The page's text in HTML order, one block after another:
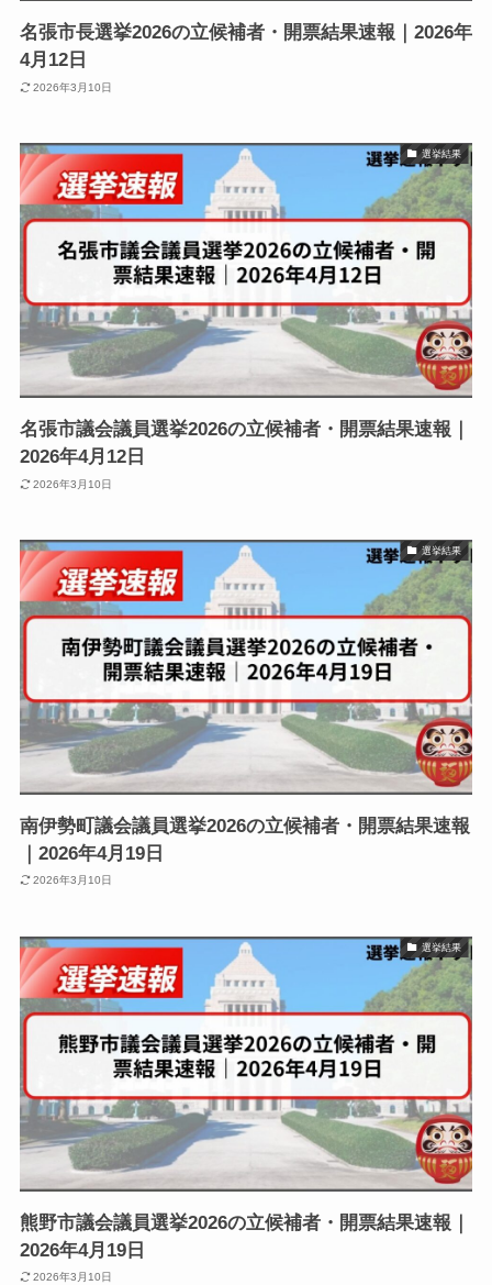
名張市長選挙2026の立候補者・開票結果速報｜2026年
4月12日
2026年3月10日
選挙結果
名張市議会議員選挙2026の立候補者・開票結果速報｜
2026年4月12日
2026年3月10日
選挙結果
南伊勢町議会議員選挙2026の立候補者・開票結果速報
｜2026年4月19日
2026年3月10日
選挙結果
熊野市議会議員選挙2026の立候補者・開票結果速報｜
2026年4月19日
2026年3月10日